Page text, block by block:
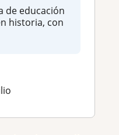
de educación
historia, con